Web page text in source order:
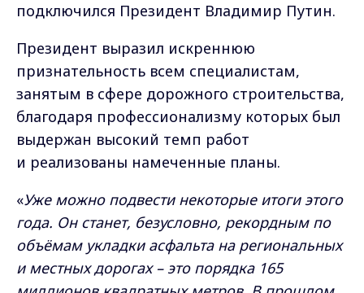
подключился Президент Владимир Путин.
Президент выразил искреннюю
признательность всем специалистам,
занятым в сфере дорожного строительства,
благодаря профессионализму которых был
выдержан высокий темп работ
и реализованы намеченные планы.
«Уже можно подвести некоторые итоги этого
года. Он станет, безусловно, рекордным по
объёмам укладки асфальта на региональных
и местных дорогах – это порядка 165